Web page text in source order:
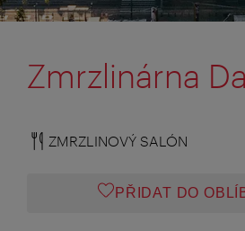
Zmrzlinárna
ZMRZLINOVÝ SALÓN
PŘIDAT DO